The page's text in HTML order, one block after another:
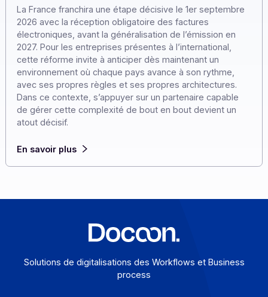
La Facture électronique en Europe et dans le
Monde : ce que les groupes multi-pays doivent
anticiper
La France franchira une étape décisive le 1er
2026 avec la réception obligatoire des factures
électroniques, avant la généralisation de l’émission en
2027. Pour les entreprises présentes à l’international,
cette réforme invite à anticiper dès maintenant un
environnement où chaque pays avance à son rythme,
avec ses propres règles et ses propres architectures.
Dans ce contexte, s’appuyer sur un partenaire capable